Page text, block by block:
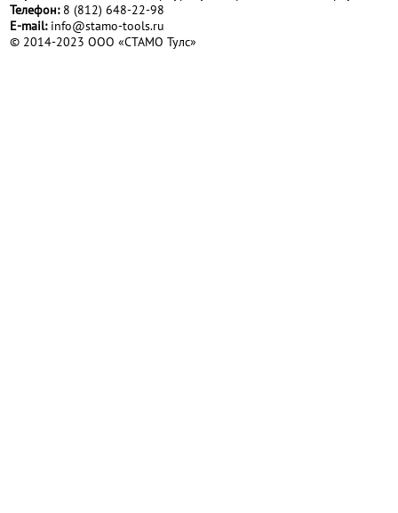
Телефон:8 (812) 648-22-98
Е-mail: info@stamo-tools.ru
© 2014-2023 ООО «СТАМО Тулс»